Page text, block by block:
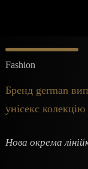
Fashion
Бренд german
унісекс
Нова окрема